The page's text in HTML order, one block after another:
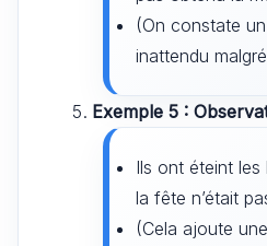
(On constate
inattendu
Exemple 5 :
Ils ont éteint les
la fête n’était
(Cela ajoute